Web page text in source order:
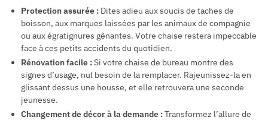
Protection assurée : Dites adieu aux soucis de taches de
boisson, aux marques laissées par les animaux de compagnie
ou aux égratignures gênantes. Votre chaise restera impeccable
face à ces petits accidents du quotidien.
Rénovation facile :Si votre chaise de bureau montre des
signes d’usage, nul besoin de la remplacer. Rajeunissez-la en
glissant dessus une housse, et elle retrouvera une seconde
jeunesse.
Changement de décor à la demande :Transformez l’allure de